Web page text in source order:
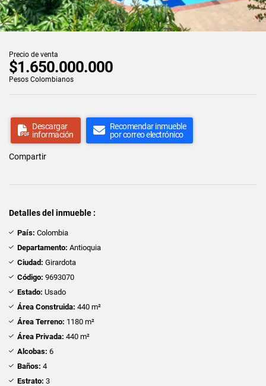
Precio de venta
$1.650.000.000
Pesos Colombianos
Descargar
información
Recomendar inmueble
por correo electrónico
Compartir
Detalles del inmueble :
País: Colombia
Departamento: Antioquia
Ciudad: Girardota
Código: 9693070
Estado: Usado
Área Construida: 440 m²
Área Terreno: 1180 m²
Área Privada: 440 m²
Alcobas: 6
Baños: 4
Estrato: 3